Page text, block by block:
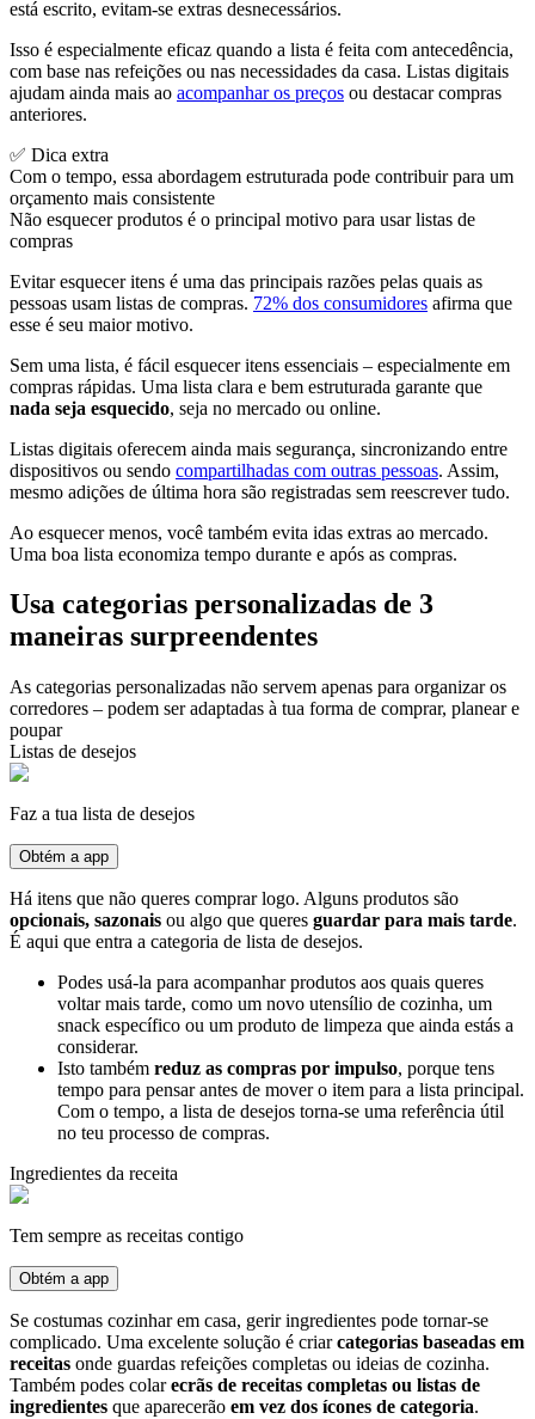
está escrito, evitam-se extras desnecessários.
Isso é especialmente eficaz quando a lista é feita com antecedência,
com base nas refeições ou nas necessidades da casa. Listas digitais
ajudam ainda mais ao acompanhar os preços ou destacar compras
anteriores.
✅ Dica extra
Com o tempo, essa abordagem estruturada pode contribuir para um
orçamento mais consistente
Não esquecer produtos é o principal motivo para usar listas de
compras
Evitar esquecer itens é uma das principais razões pelas quais as
pessoas usam listas de compras. 72% dos consumidores afirma que
esse é seu maior motivo.
Sem uma lista, é fácil esquecer itens essenciais – especialmente em
compras rápidas. Uma lista clara e bem estruturada garante que
nada seja esquecido, seja no mercado ou online.
Listas digitais oferecem ainda mais segurança, sincronizando entre
dispositivos ou sendo compartilhadas com outras pessoas. Assim,
mesmo adições de última hora são registradas sem reescrever tudo.
Ao esquecer menos, você também evita idas extras ao mercado.
Uma boa lista economiza tempo durante e após as compras.
Usa categorias personalizadas de 3
maneiras surpreendentes
As categorias personalizadas não servem apenas para organizar os
corredores – podem ser adaptadas à tua forma de comprar, planear e
poupar
Listas de desejos
Faz a tua lista de desejos
Obtém a app
Há itens que não queres comprar logo. Alguns produtos são
opcionais, sazonais ou algo que queres guardar para mais tarde.
É aqui que entra a categoria de lista de desejos.
Podes usá-la para acompanhar produtos aos quais queres
voltar mais tarde, como um novo utensílio de cozinha, um
snack específico ou um produto de limpeza que ainda estás a
considerar.
Isto também reduz as compras por impulso, porque tens
tempo para pensar antes de mover o item para a lista principal.
Com o tempo, a lista de desejos torna-se uma referência útil
no teu processo de compras.
Ingredientes da receita
Tem sempre as receitas contigo
Obtém a app
Se costumas cozinhar em casa, gerir ingredientes pode tornar-se
complicado. Uma excelente solução é criarcategorias baseadas em
receitas onde guardas refeições completas ou ideias de cozinha.
Também podes colarecrãs de receitas completas ou listas de
ingredientes que aparecerão em vez dos ícones de categoria.